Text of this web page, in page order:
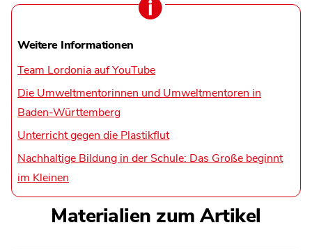
Weitere Informationen
Team Lordonia auf YouTube
Die Umweltmentorinnen und Umweltmentoren in
Baden-Württemberg
Unterricht gegen die Plastikflut
Nachhaltige Bildung in der Schule: Das Große beginnt
im Kleinen
Materialien zum Artikel